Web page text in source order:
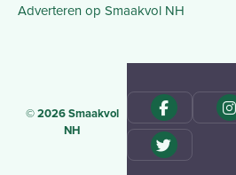
Adverteren op Smaakvol NH
© 2026 Smaakvol
NH